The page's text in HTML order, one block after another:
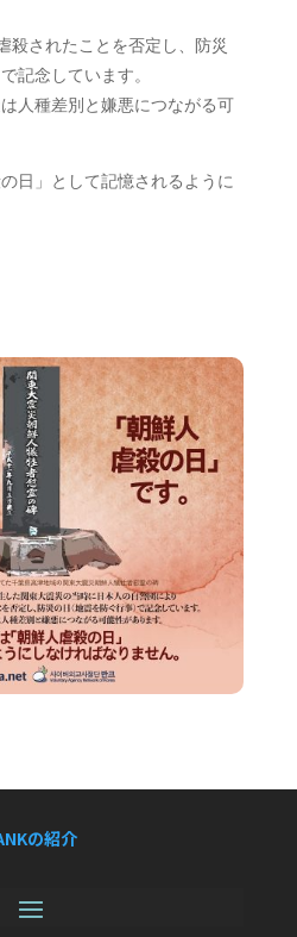
殺されたことを否定し、防災
記念しています。
人種差別と嫌悪につながる可
日」として記憶されるように
の紹介